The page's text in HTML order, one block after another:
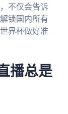
不仅会告诉
锁国内所有
界杯做好准
播总是